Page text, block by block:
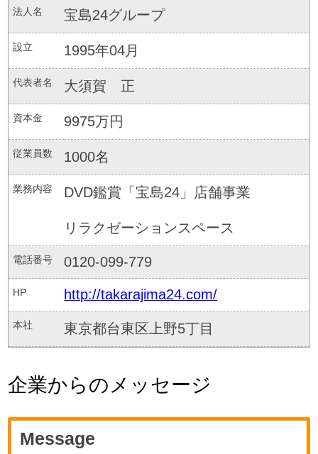
法人名 宝島24グループ
設立 1995年04月
代表者名 大須賀 正
資本金 9975万円
従業員数 1000名
業務内容 DVD鑑賞「宝島24」店舗事業
リラクゼーションスペース
電話番号 0120-099-779
HP http://takarajima24.com/
本社 東京都台東区上野5丁目
企業からのメッセージ
Message